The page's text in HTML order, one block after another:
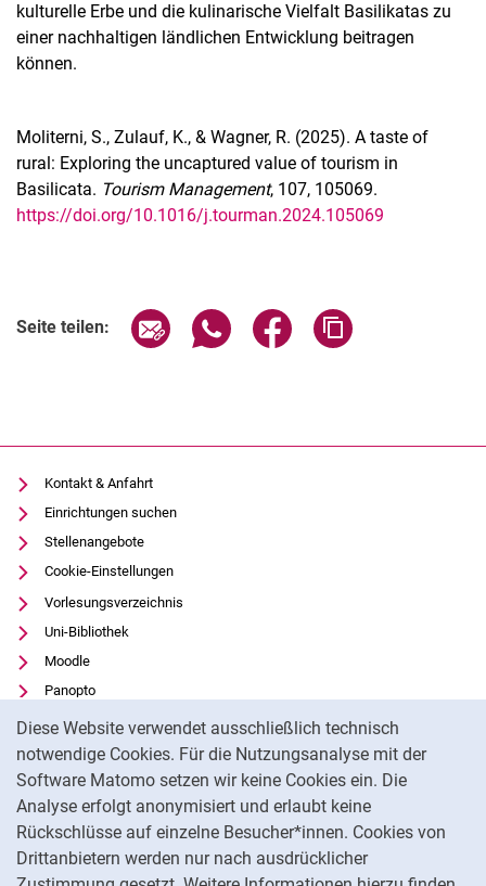
Diese Website verwendet ausschließlich technisch
notwendige Cookies. Für die Nutzungsanalyse mit der
Software Matomo setzen wir keine Cookies ein. Die
Analyse erfolgt anonymisiert und erlaubt keine
Rückschlüsse auf einzelne Besucher*innen. Cookies von
Drittanbietern werden nur nach ausdrücklicher
kulturelle Erbe und die kulinarische Vielfalt Basilikatas zu
einer nachhaltigen ländlichen Entwicklung beitragen
können.
Moliterni, S., Zulauf, K., & Wagner, R. (2025). A taste of
rural: Exploring the uncaptured value of tourism in
Basilicata. Tourism Management, 107, 105069.
https://doi.org/10.1016/j.tourman.2024.105069
Seite teilen: Seite über E-Mail teilen
Seite über WhatsApp teilen
Seite über Facebook
Kontakt & Anfahrt
Einrichtungen suchen
Stellenangebote
Cookie-Einstellungen
Vorlesungsverzeichnis
Uni-Bibliothek
Moodle
Panopto
Datenschutz
Barrierefreiheit
Transparenter KI-Einsatz
Impressum
Externer Link: Universität Kassel auf
Facebook(öffnet neues Fenster)